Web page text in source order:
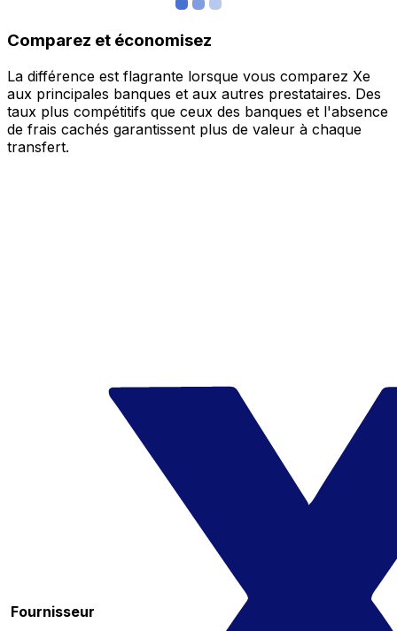
Comparez et économisez
La différence est flagrante lorsque vous comparez Xe
aux principales banques et aux autres prestataires. Des
taux plus compétitifs que ceux des banques et l'absence
de frais cachés garantissent plus de valeur à chaque
transfert.
Fournisseur